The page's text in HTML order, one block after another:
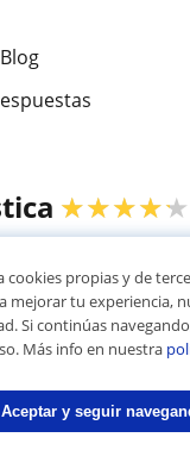
★★★★★
- 2026
web:Profesores
cookies propias y de
mejorar tu experiencia,
Si continúas
Más info en nuestra
Aceptar y seguir